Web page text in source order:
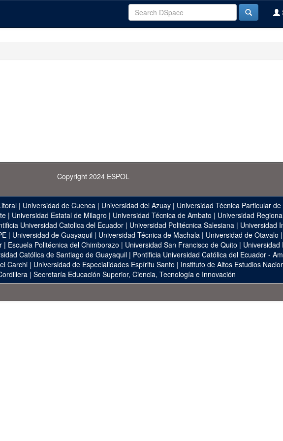
Copyright 2024 ESPOL
| Universidad de Cuenca | Universidad del Azuay | Universidad Técnica Particular
| Universidad Estatal de Milagro | Universidad Técnica de Ambato | Universidad
Universidad Catolica del Ecuador| Universidad Politécnica Salesiana| Universidad
| Universidad de Guayaquil | Universidad Técnica de Machala | Universidad de Otavalo |
| Escuela Politécnica del Chimborazo | Universidad San Francisco de Quito | Universidad
Católica de Santiago de Guayaquil | Pontificia Universidad Católica del Ecuador -
Carchi | Universidad de Especialidades Espíritu Santo | Instituto de Altos Estudios
| Secretaría Educación Superior, Ciencia, Tecnología e Innovación